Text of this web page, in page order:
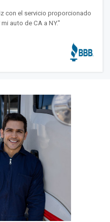
con el servicio proporcionado
auto de CA a NY."